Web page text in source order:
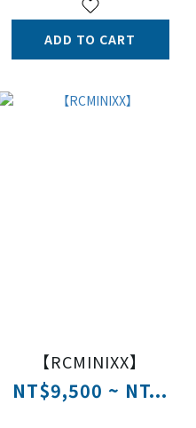
ADD TO CART
【RCMINIXX】
NT$9,500 ~ NT...